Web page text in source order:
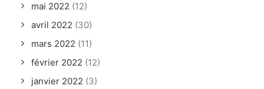
mai 2022 (12)
avril 2022 (30)
mars 2022 (11)
février 2022 (12)
janvier 2022 (3)